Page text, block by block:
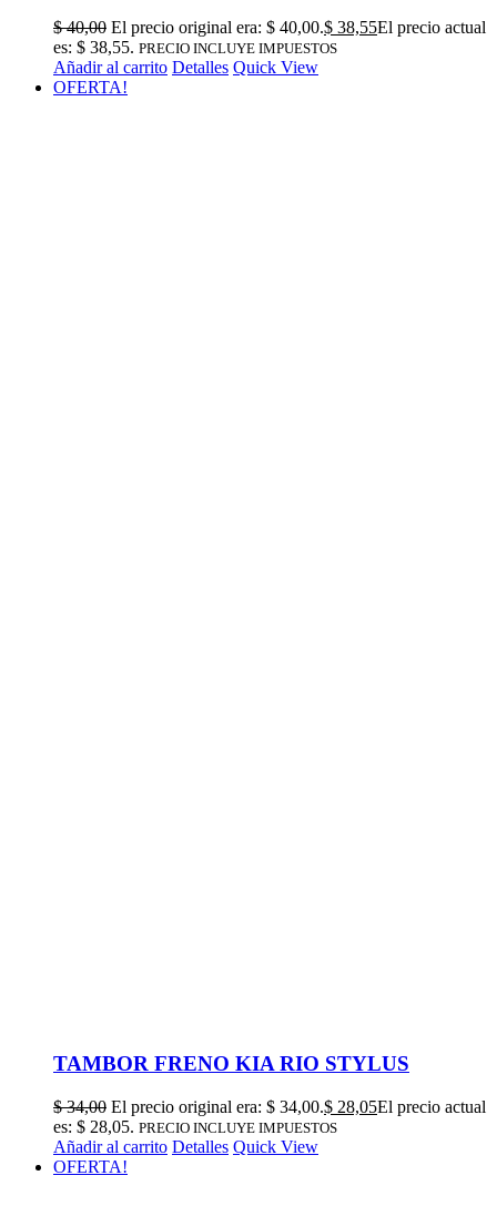
$40,00 El precio original era: $ 40,00.$ 38,55El precio actual
es: $ 38,55. PRECIO INCLUYE IMPUESTOS
Añadir al carrito Detalles Quick View
OFERTA!
TAMBOR FRENO KIA RIO STYLUS
$34,00 El precio original era: $ 34,00.$ 28,05El precio actual
es: $ 28,05. PRECIO INCLUYE IMPUESTOS
Añadir al carrito Detalles Quick View
OFERTA!